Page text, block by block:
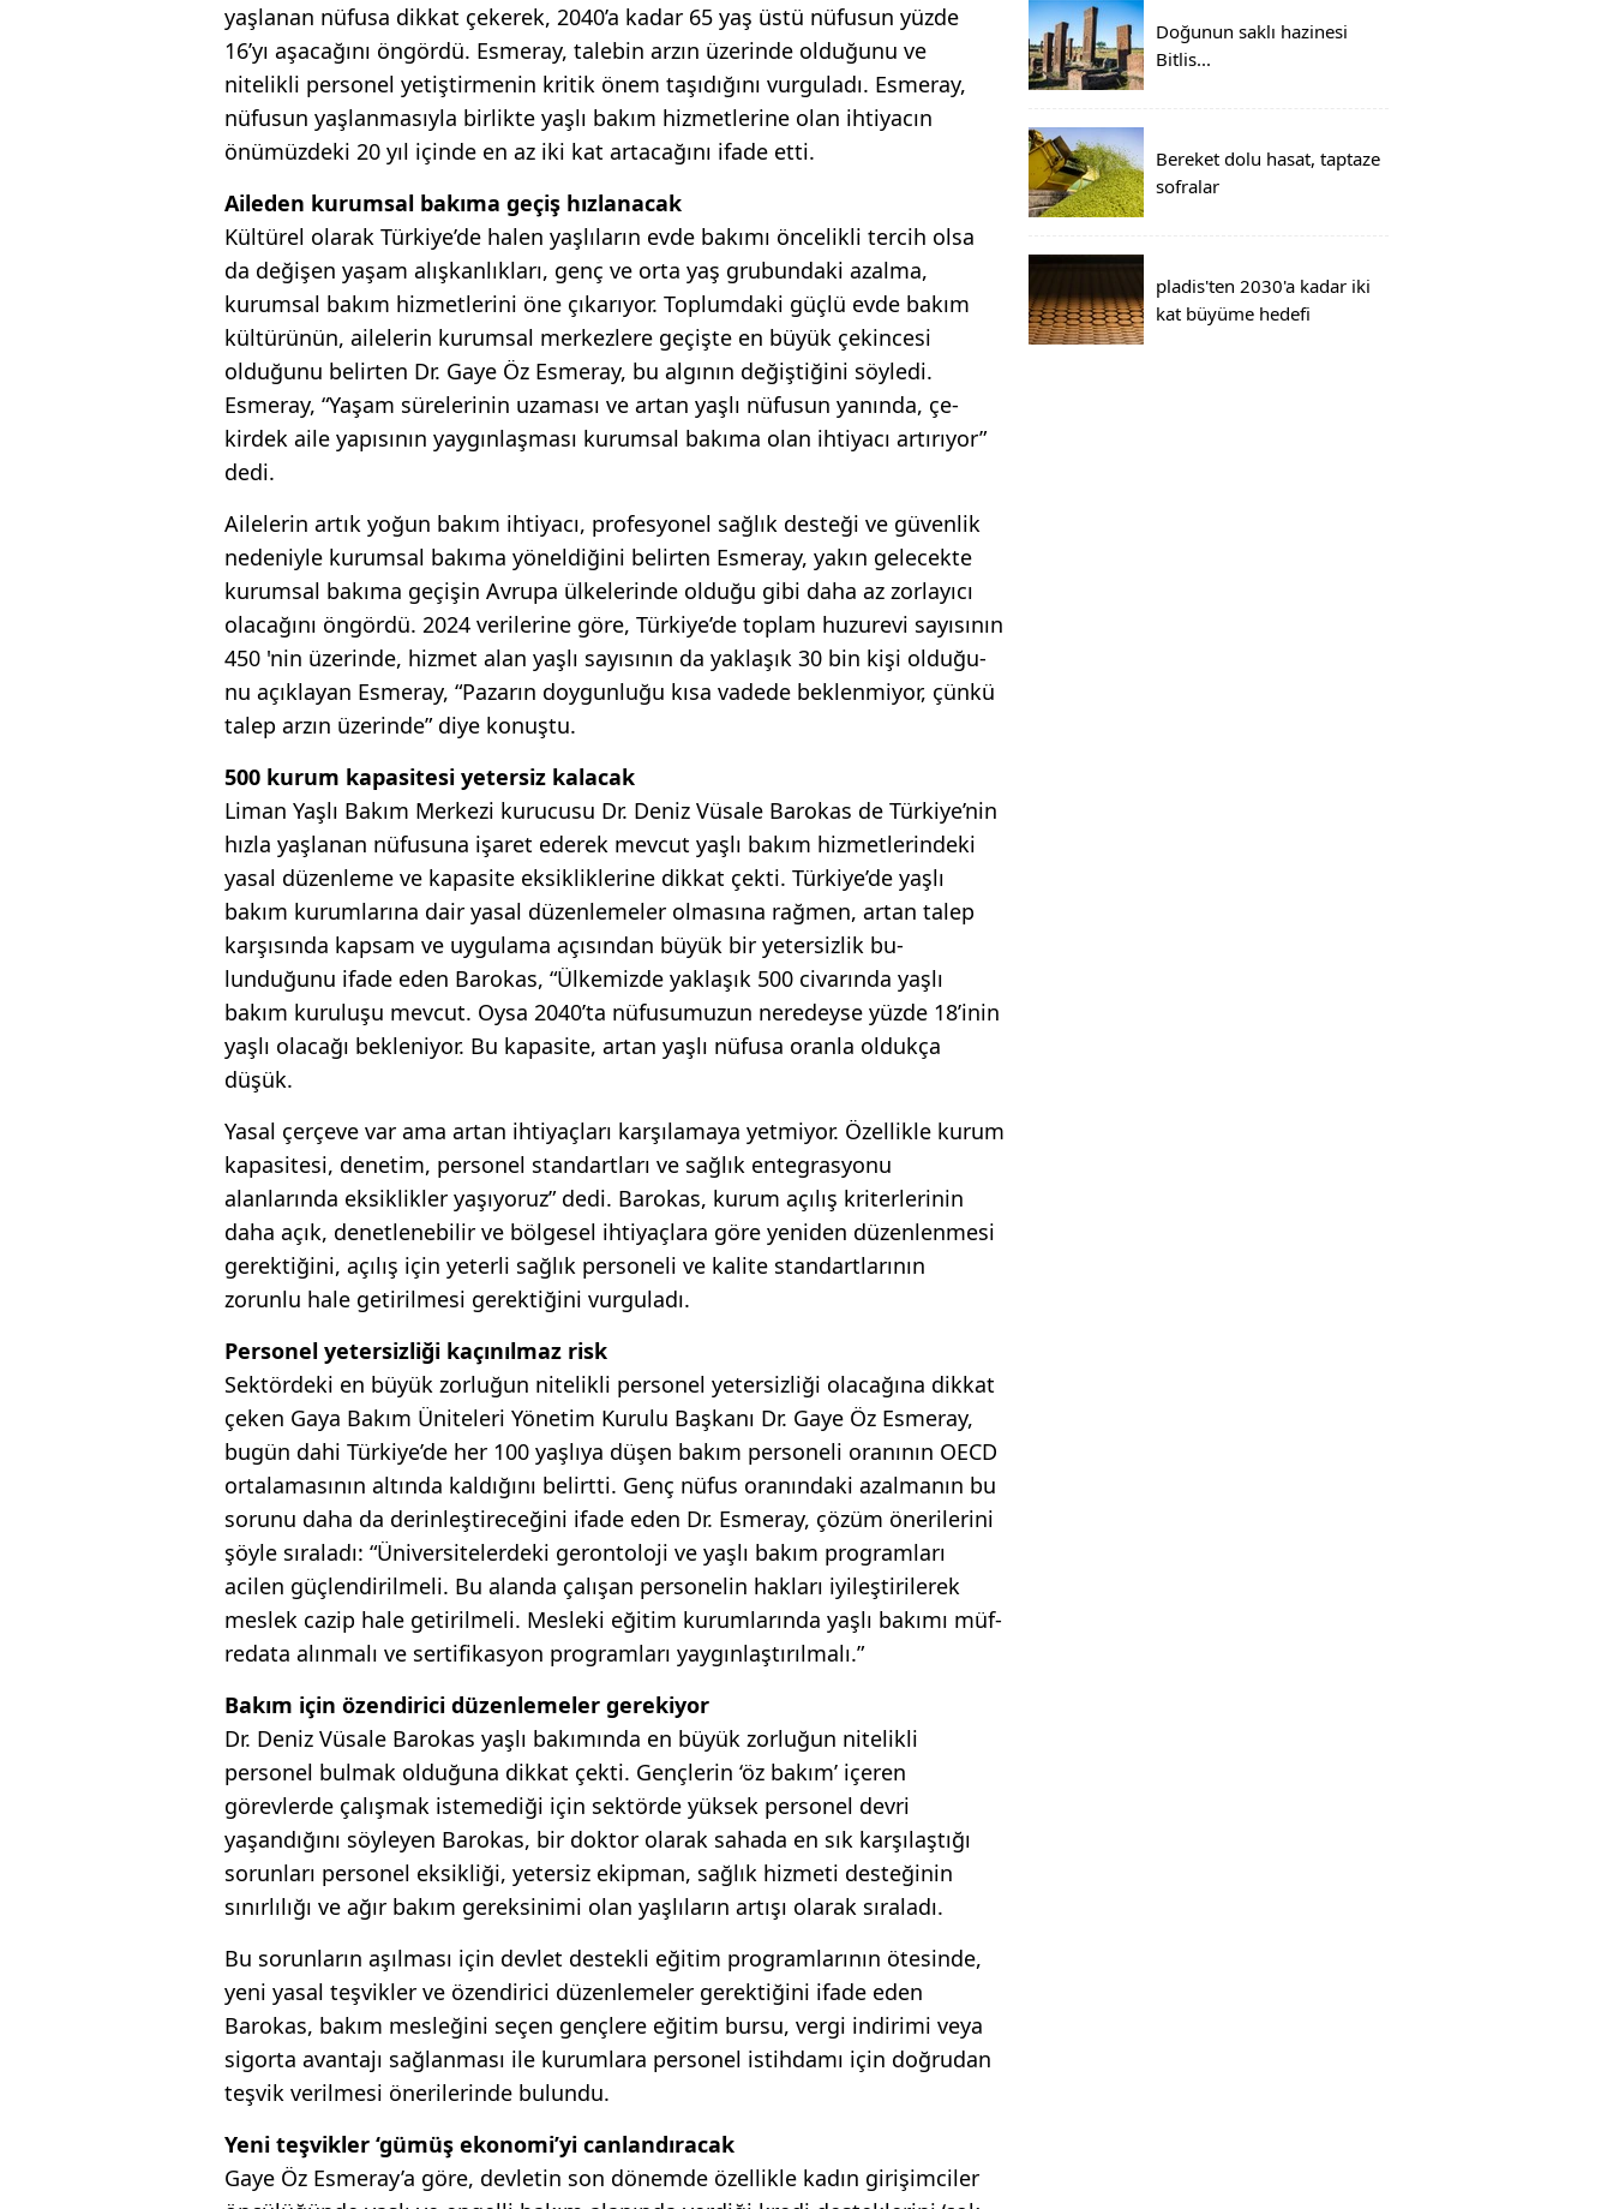
yaşlanan nüfusa dikkat çekerek, 2040’a kadar 65 yaş üstü nüfusun yüzde
16’yı aşacağını öngördü. Esme­ray, talebin arzın üzerinde oldu­ğunu ve
nitelikli personel yetiş­tirmenin kritik önem taşıdığı­nı vurguladı. Esmeray,
nüfusun yaşlanmasıyla birlikte yaşlı ba­kım hizmetlerine olan ihtiyacın
önümüzdeki 20 yıl içinde en az iki kat artacağını ifade etti.
Aileden kurumsal bakıma geçiş hızlanacak
Kültürel olarak Türkiye’de ha­len yaşlıların evde bakımı ön­celikli tercih olsa
da değişen ya­şam alışkanlıkları, genç ve orta yaş grubundaki azalma,
kurum­sal bakım hizmetlerini öne çı­karıyor. Toplumdaki güçlü ev­de bakım
kültürünün, ailelerin kurumsal merkezlere geçişte en büyük çekincesi
olduğunu belir­ten Dr. Gaye Öz Esmeray, bu algı­nın değiştiğini söyledi.
Esmeray, “Yaşam sürelerinin uzaması ve artan yaşlı nüfusun yanında, çe­
kirdek aile yapısının yaygınlaş­ması kurumsal bakıma olan ih­tiyacı artırıyor”
dedi.
Ailelerin artık yoğun bakım ihtiyacı, pro­fesyonel sağlık desteği ve güven­lik
nedeniyle kurumsal bakıma yöneldiğini belirten Esmeray, yakın gelecekte
kurumsal bakı­ma geçişin Avrupa ülkelerinde olduğu gibi daha az zorlayıcı
ola­cağını öngördü. 2024 verilerine göre, Türkiye’de toplam huzu­revi sayısının
450 'nin üzerin­de, hizmet alan yaşlı sayısının da yaklaşık 30 bin kişi olduğu­
nu açıklayan Esmeray, “Pazarın doygunluğu kısa vadede beklen­miyor, çünkü
talep arzın üzerin­de” diye konuştu.
500 kurum kapasitesi yetersiz kalacak
Liman Yaşlı Bakım Merkezi kurucusu Dr. Deniz Vüsale Ba­rokas de Türkiye’nin
hızla yaşla­nan nüfusuna işaret ederek mev­cut yaşlı bakım hizmetlerinde­ki
yasal düzenleme ve kapasite eksikliklerine dikkat çekti. Tür­kiye’de yaşlı
bakım kurumlarına dair yasal düzenlemeler olma­sına rağmen, artan talep
karşı­sında kapsam ve uygulama açı­sından büyük bir yetersizlik bu­
lunduğunu ifade eden Barokas, “Ülkemizde yaklaşık 500 civa­rında yaşlı
bakım kuruluşu mev­cut. Oysa 2040’ta nüfusumuzun neredeyse yüzde 18’inin
yaş­lı olacağı bekleniyor. Bu kapasi­te, artan yaşlı nüfusa oranla ol­dukça
düşük.
Yasal çerçeve var ama artan ihtiyaçları karşılama­ya yetmiyor. Özellikle kurum
ka­pasitesi, denetim, personel stan­dartları ve sağlık entegrasyonu
alanlarında eksiklikler yaşıyo­ruz” dedi. Barokas, kurum açılış kriterlerinin
daha açık, denetle­nebilir ve bölgesel ihtiyaçlara gö­re yeniden düzenlenmesi
gerek­tiğini, açılış için yeter­li sağlık personeli ve kalite stan­dartlarının
zorunlu ha­le getirilme­si gerektiğini vurguladı.
Personel yetersizliği kaçınılmaz risk
Sektördeki en büyük zorluğun nitelikli personel yetersizliği ola­cağına dikkat
çeken Gaya Bakım Üniteleri Yönetim Kurulu Baş­kanı Dr. Gaye Öz Esmeray,
bugün dahi Türkiye’de her 100 yaşlıya düşen bakım personeli oranının OECD
ortalamasının altında kal­dığını belirtti. Genç nüfus oranın­daki azalmanın bu
sorunu daha da derinleştireceğini ifade eden Dr. Esmeray, çözüm önerilerini
şöyle sıraladı: “Üniversitelerdeki gerontoloji ve yaşlı bakım prog­ramları
acilen güçlendirilmeli. Bu alanda çalışan personelin hak­ları iyileştirilerek
meslek cazip hale getirilmeli. Mesleki eğitim kurumlarında yaşlı bakımı müf­
redata alınmalı ve sertifikasyon programları yaygınlaştırılmalı.”
Bakım için özendirici düzenlemeler gerekiyor
Dr. Deniz Vüsale Barokas yaşlı bakımında en büyük zorluğun nitelikli
personel bulmak olduğuna dikkat çek­ti. Gençlerin ‘öz bakım’ içeren
görevlerde çalışmak istemediği için sektörde yüksek personel dev­ri
yaşandığını söyleyen Barokas, bir doktor olarak sahada en sık kar­şılaştığı
sorunları personel eksikliği, yetersiz ekipman, sağlık hizmeti deste­ğinin
sınırlılığı ve ağır bakım gereksinimi olan yaşlıların artışı olarak sıraladı.
Bu so­runların aşılması için devlet destekli eğitim programlarının ötesinde,
yeni yasal teşvikler ve özendirici düzenlemeler gerektiğini ifade eden
Barokas, bakım mesleğini seçen genç­lere eğitim bursu, vergi indirimi veya
sigorta avantajı sağlanması ile kurumlara personel is­tihdamı için doğrudan
teşvik verilmesi önerilerinde bulundu.
Yeni teşvikler ‘gümüş ekonomi’yi canlandıracak
Gaye Öz Esmeray’a göre, devletin son dönemde özellikle kadın girişimciler
Doğunun saklı hazinesi
Bitlis...
Bereket dolu hasat, taptaze
sofralar
pladis'ten 2030'a kadar iki
kat büyüme hedefi